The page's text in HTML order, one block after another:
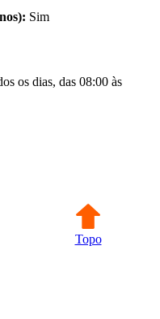
Sim
os dias, das 08:00 às
Topo